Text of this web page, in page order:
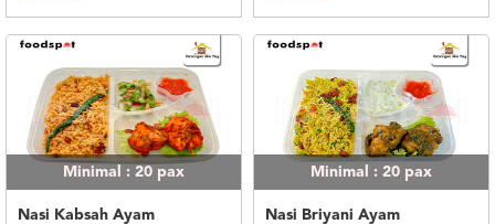
Minimal : 20 pax
Nasi Kabsah Ayam
Minimal : 20 pax
Nasi Briyani Ayam